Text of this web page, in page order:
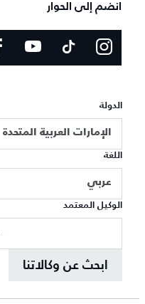
انضم إلى الحوار
الدولة
الإمارات العربية المتحدة
اللغة
عربي
الوكيل المعتمد
ابحث عن وكالاتنا